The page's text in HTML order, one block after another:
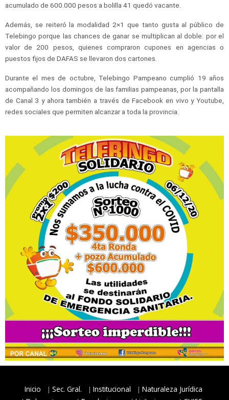
acumulado de 600.000 pesos a bolilla 41 quedó vacante.
Además, se reiteró la modalidad 2×1 que tanto gusta al público de
Telebingo porque las chances de ganar se multiplican al doble: por el
valor de 200 pesos, quienes compraron cupones en agencias o
puestos fijos de DAFAS se llevaron dos cartones.
Durante el mes de octubre, Telebingo Pampeano cumplió 19 años
acompañando los domingos de las familias pampeanas, por la pantalla
de Canal 3 y ahora también a través de Facebook en vivo y Youtube,
redes sociales que permiten alcanzar a toda la provincia.
Inicio Sec. Gral. Institucional
Naturaleza Jurídica